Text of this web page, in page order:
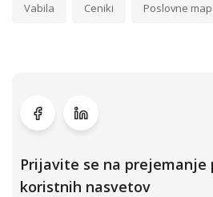
Vabila Ceniki Poslovne
Prijavite se na prejemanje
koristnih nasvetov